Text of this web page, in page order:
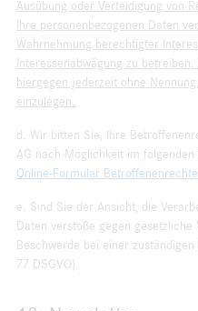
Ausübung oder Verteidigung von
Ihre personenbezogenen Daten
Wahrnehmung berechtigter
Interessenabwägung zu
hiergegen jederzeit ohne
einzulegen.
d. Wir bitten Sie, Ihre
AG nach Möglichkeit im
Online-Formular Betroffenenrechte
e. Sind Sie der Ansicht, die
Daten verstoße gegen
Beschwerde bei einer
77 DSGVO).